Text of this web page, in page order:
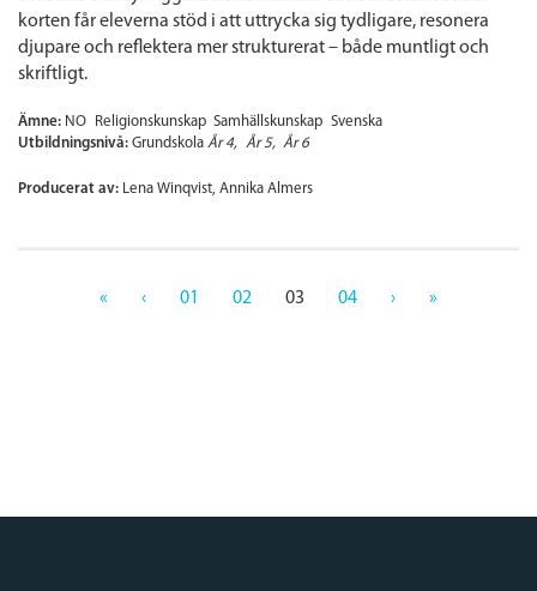
korten får eleverna stöd i att uttrycka sig tydligare, resonera
djupare och reflektera mer strukturerat – både muntligt och
skriftligt.
Ämne: NO Religionskunskap Samhällskunskap Svenska
Utbildningsnivå: Grundskola År 4 År 5 År 6
Producerat av: Lena Winqvist, Annika Almers
« ‹ 01 02 03 04 › »